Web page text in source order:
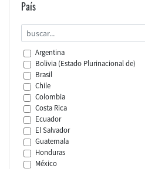
País
Argentina
Bolivia (Estado Plurinacional de)
Brasil
Chile
Colombia
Costa Rica
Ecuador
El Salvador
Guatemala
Honduras
México